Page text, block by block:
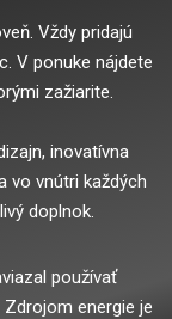
Vždy pridajú
V ponuke nájdete
zažiarite.
inovatívna
vo vnútri každých
doplnok.
používať
energie je